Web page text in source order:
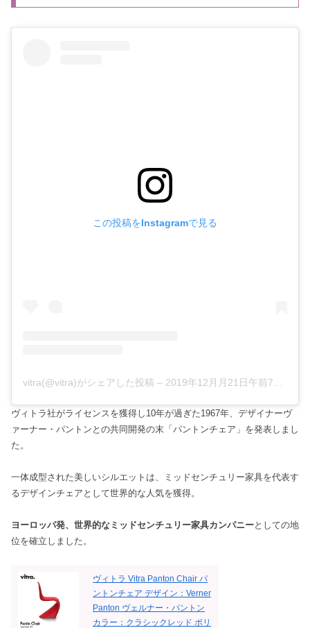
この投稿をInstagramで見る
vitra(@vitra)がシェアした投稿 – 2019年12月月21日午前7時47分PST
ヴィトラ社がライセンスを獲得し10年が過ぎた1967年、デザイナーヴ
ァーナー・パントンとの共同開発の末「パントンチェア」を発表しまし
た。
一体成型された美しいシルエットは、ミッドセンチュリー家具を代表す
るデザインチェアとして世界的な人気を獲得。
ヨーロッパ発、世界的なミッドセンチュリー家具カンパニーとしての地
位を確立しました。
ヴィトラ Vitra Panton Chair パ
ントンチェア デザイン：Verner
Panton ヴェルナー・パントン
カラー：クラシックレッド ポリ